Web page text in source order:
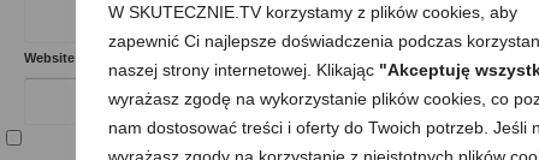
W SKUTECZNIE.TV korzystamy z plików cookies, aby
zapewnić Ci najlepsze doświadczenia podczas
naszej strony internetowej. Klikając "Akceptuję
wyrażasz zgodę na wykorzystanie plików cookies, co
nam dostosować treści i oferty do Twoich potrzeb. Jeśli
wyrażasz zgody na korzystanie z nieistotnych plików
Website